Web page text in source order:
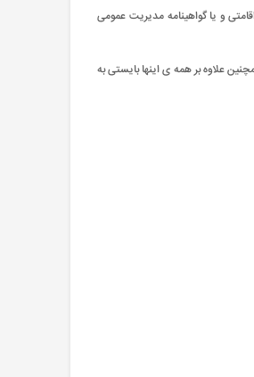
و یا گواهینامه مدیریت عمومی
علاوه بر همه ی اینها بایستی به